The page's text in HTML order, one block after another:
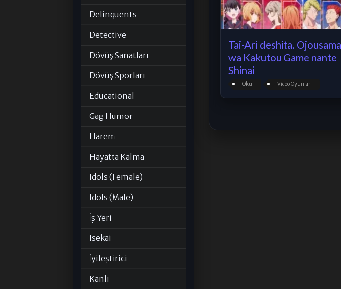
Delinquents
Detective
Dövüş Sanatları
Dövüş Sporları
Educational
Gag Humor
Harem
Hayatta Kalma
Idols (Female)
Idols (Male)
İş Yeri
Isekai
İyileştirici
Kanlı
Tai-Ari deshita. Ojousama
wa Kakutou Game nante
Shinai
Okul Video Oyunları